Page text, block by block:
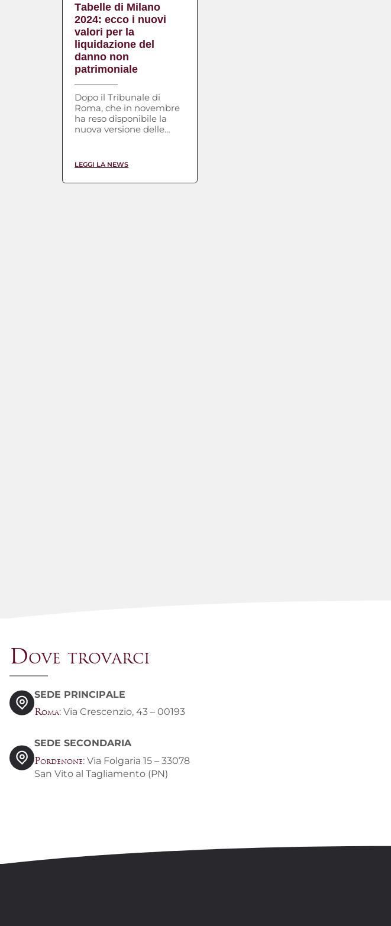
Tabelle di Milano
2024: ecco i nuovi
valori per la
liquidazione del
danno non
patrimoniale
Dopo il Tribunale di
Roma, che in novembre
ha reso disponibile la
nuova versione delle
2024 […]
LEGGI LA NEWS
Dove trovarci
SEDE PRINCIPALE
Roma: Via Crescenzio, 43 – 00193
SEDE SECONDARIA
Pordenone: Via Folgaria 15 – 33078
San Vito al Tagliamento (PN)